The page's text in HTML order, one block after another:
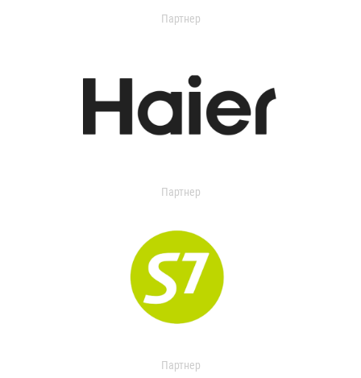
Партнер
Партнер
Партнер